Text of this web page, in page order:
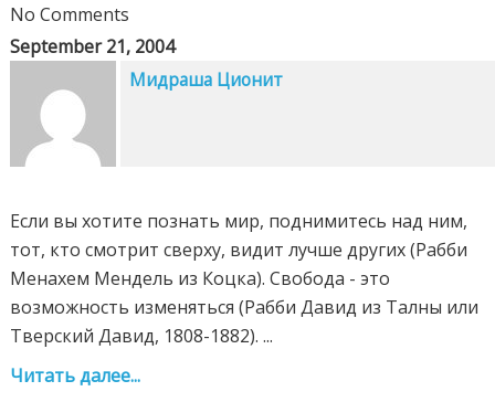
No Comments
September 21, 2004
Мидраша Ционит
Если вы хотите познать мир, поднимитесь над ним,
тот, кто смотрит сверху, видит лучше других (Рабби
Менахем Мендель из Коцка). Свобода - это
возможность изменяться (Рабби Давид из Талны или
Тверский Давид, 1808-1882). ...
Читать далее...